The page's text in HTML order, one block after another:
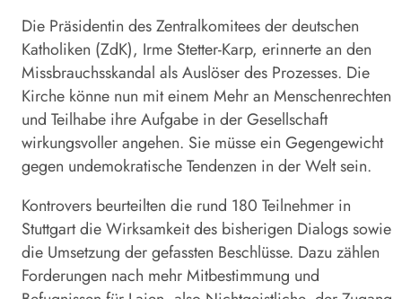
Die Präsidentin des Zentralkomitees der deutschen
Katholiken (ZdK), Irme Stetter-Karp, erinnerte an den
Missbrauchsskandal als Auslöser des Prozesses. Die
Kirche könne nun mit einem Mehr an Menschenrechten
und Teilhabe ihre Aufgabe in der Gesellschaft
wirkungsvoller angehen. Sie müsse ein Gegengewicht
gegen undemokratische Tendenzen in der Welt sein.
Kontrovers beurteilten die rund 180 Teilnehmer in
Stuttgart die Wirksamkeit des bisherigen Dialogs sowie
die Umsetzung der gefassten Beschlüsse. Dazu zählen
Forderungen nach mehr Mitbestimmung und